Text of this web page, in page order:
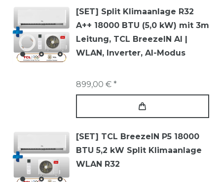
[SET] Split Klimaanlage R32
A++ 18000 BTU (5,0 kW) mit 3m
Leitung, TCL BreezeIN AI |
WLAN, Inverter, AI-Modus
899,00 € *
[SET] TCL BreezeIN P5 18000
BTU 5,2 kW Split Klimaanlage
WLAN R32